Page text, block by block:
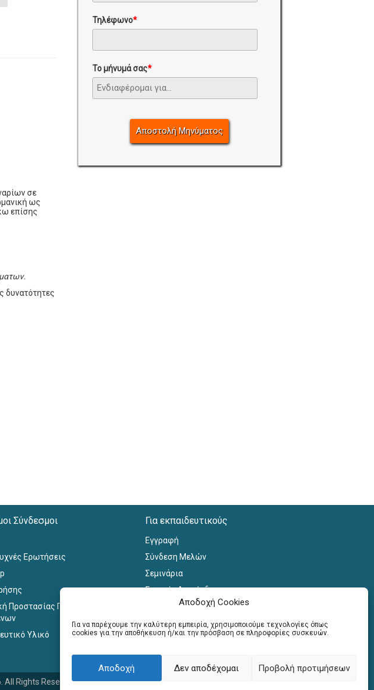
Αποδοχή Cookies
Για να παρέχουμε την καλύτερη εμπειρία, χρησιμοποιούμε τεχνολογίες όπως
cookies για την αποθήκευση ή/και την πρόσβαση σε πληροφορίες συσκευών.
Αποδοχή Δεν αποδέχομαι Προβολή προτιμήσεων
σε
ως
επίσης
δυνατότητες
Τηλέφωνο*
Το μήνυμά σας*
Σύνδεσμοι
Ερωτήσεις
Προστασίας Προσωπικών
Υλικό
Για εκπαιδευτικούς
Εγγραφή
Σύνδεση Μελών
Σεμινάρια
Γραφείο Διασύνδεσης
All Rights Reserved. Website bywebnest.gr